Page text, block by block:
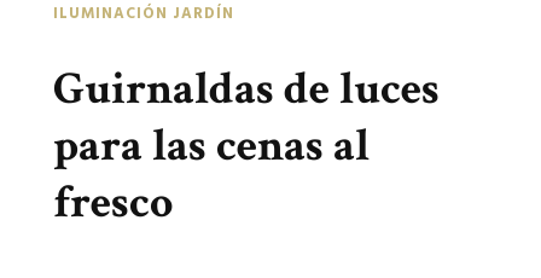
ILUMINACIÓN JARDÍN
Guirnaldas de luces
para las cenas al
fresco